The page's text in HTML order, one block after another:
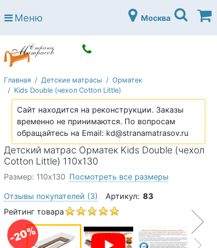
Страна матрасов
Open submenu (Матрасы)
Open submenu (Кровати)
Кровати
Open submenu (Аксессуары)
Open submenu (Диваны)
Диваны
Open submenu (Постельное белье)
Постельное белье
Open submenu (Мебель)
Мебель
Open submenu (Основания)
Основания
Open submenu (Детские матрасы)
Детские матрасы
Open submenu (Детские кровати)
Детские кровати
Open submenu (Шкафы)
Шкафы
О компании
Контакты
Меню Москва
Главная Детские матрасы
Орматек
Kids Double (чехол Cotton Little)
Сайт находится на реконструкции. Заказы
временно не принимаются. По вопросам
обращайтесь на Email: kd@stranamatrasov.ru
Детский матрас Орматек Kids Double (чехол
Cotton Little) 110х130
-20%
Размер: 110х130 Посмотреть все размеры
Отзывы покупателей (3) Артикул: 83
Рейтинг товара